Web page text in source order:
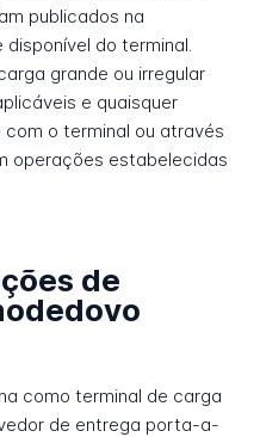
publicados na
do terminal.
grande ou irregular
e quaisquer
o terminal ou através
operações estabelecidas
de
como terminal de carga
de entrega porta-a-